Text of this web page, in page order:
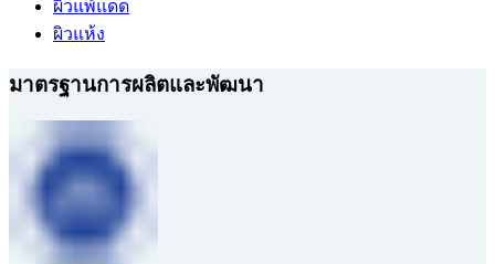
ผิวแพ้แดด
ผิวแห้ง
มาตรฐานการผลิตและพัฒนา